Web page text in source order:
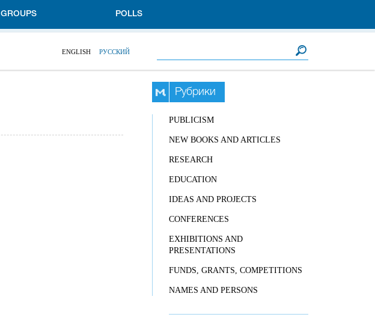
GROUPS POLLS
ENGLISH РУССКИЙ
Рубрики
PUBLICISM
NEW BOOKS AND ARTICLES
RESEARCH
EDUCATION
IDEAS AND PROJECTS
CONFERENCES
EXHIBITIONS AND
PRESENTATIONS
FUNDS, GRANTS, COMPETITIONS
NAMES AND PERSONS